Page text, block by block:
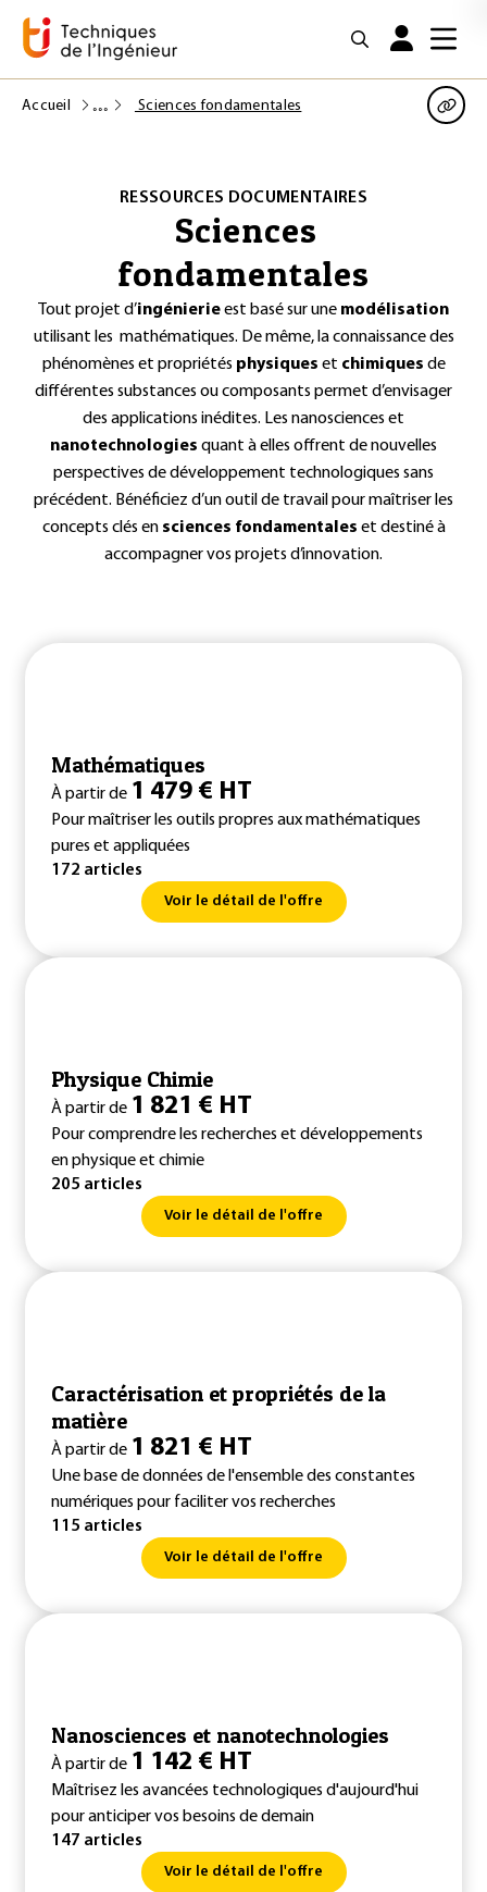
Accueil Sciences fondamentales
RESSOURCES DOCUMENTAIRES
Sciences
fondamentales
Tout projet d’ingénierieest basé sur une modélisation
utilisant les mathématiques. De même, la connaissance des
phénomènes et propriétés physiques et chimiques de
différentes substances ou composants permet d’envisager
des applications inédites. Les nanosciences et
nanotechnologies quant à elles offrent de nouvelles
perspectives de développement technologiques sans
précédent. Bénéficiez d’un outil de travail pour maîtriser les
concepts clés ensciences fondamentales et destiné à
accompagner vos projets d’innovation.
Mathématiques
À partir de 1 479 € HT
Pour maîtriser les outils propres aux mathématiques
pures et appliquées
172 articles
Voir le détail de l'offre
Physique Chimie
À partir de 1 821 € HT
Pour comprendre les recherches et développements
en physique et chimie
205 articles
Voir le détail de l'offre
Caractérisation et propriétés de la
matière
À partir de 1 821 € HT
Une base de données de l'ensemble des constantes
numériques pour faciliter vos recherches
115 articles
Voir le détail de l'offre
Nanosciences et nanotechnologies
À partir de 1 142 € HT
Maîtrisez les avancées technologiques d'aujourd'hui
pour anticiper vos besoins de demain
147 articles
Voir le détail de l'offre